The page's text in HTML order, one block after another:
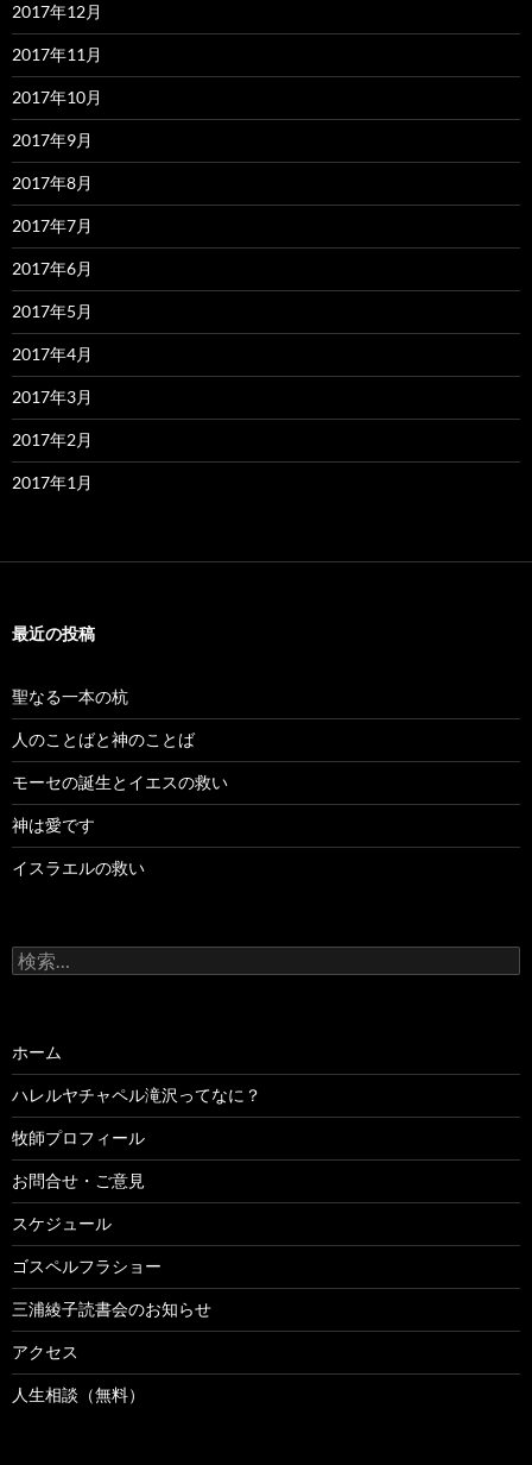
2017年12月
2017年11月
2017年10月
2017年9月
2017年8月
2017年7月
2017年6月
2017年5月
2017年4月
2017年3月
2017年2月
2017年1月
最近の投稿
聖なる一本の杭
人のことばと神のことば
モーセの誕生とイエスの救い
神は愛です
イスラエルの救い
検
索:
ホーム
ハレルヤチャペル滝沢ってなに？
牧師プロフィール
お問合せ・ご意見
スケジュール
ゴスペルフラショー
三浦綾子読書会のお知らせ
アクセス
人生相談（無料）